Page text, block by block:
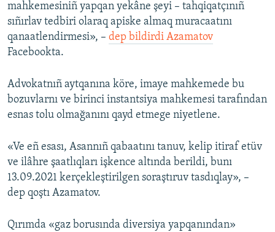
mahkemesiniñ yapqan yekâne şeyi – tahqiqatçınıñ
sıñırlav tedbiri olaraq apiske almaq muracaatını
qanaatlendirmesi», – dep bildirdi Azamatov
Facebookta.
Advokatnıñ aytqanına köre, imaye mahkemede bu
bozuvlarnı ve birinci instantsiya mahkemesi tarafından
esnas tolu olmağanını qayd etmege niyetlene.
«Ve eñ esası, Asannıñ qabaatını tanuv, kelip itiraf etüv
ve ilâhre şaatlıqları işkence altında berildi, bunı
13.09.2021 kerçekleştirilgen soraştıruv tasdıqlay», –
dep qoştı Azamatov.
Qırımda «gaz borusında diversiya yapqanından»